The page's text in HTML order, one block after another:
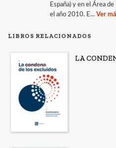
España) y en el Área
el año 2010. E... Ver
LIBROS RELACIONADOS
LA